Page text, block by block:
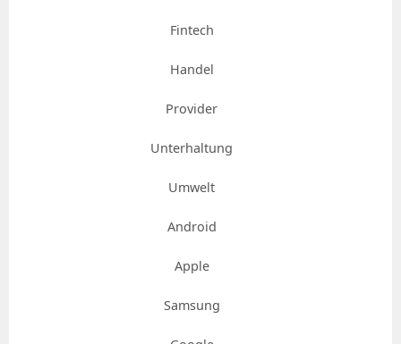
Fintech
Handel
Provider
Unterhaltung
Umwelt
Android
Apple
Samsung